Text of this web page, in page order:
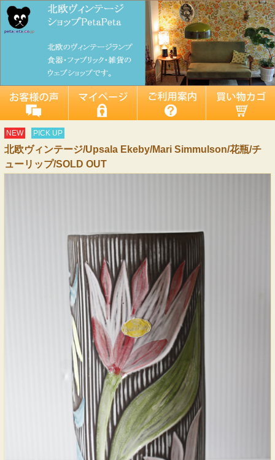
NEW PICK UP
北欧ヴィンテージ/Upsala Ekeby/Mari Simmulson/花瓶/チ
ューリップ/SOLD OUT